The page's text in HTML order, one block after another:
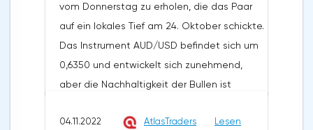
vom Donnerstag zu erholen, die das Paar
auf ein lokales Tief am 24. Oktober schickte.
Das Instrument AUD/USD befindet sich um
0,6350 und entwickelt sich zunehmend,
aber die Nachhaltigkeit der Bullen ist
für den Vermögenswert gibt.Moderater
04.11.2022 AtlasTraders Lesen